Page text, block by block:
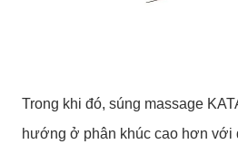
Trong khi đó, súng massage
hướng ở phân khúc cao hơn với